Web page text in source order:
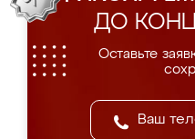
ДО
Оставьте